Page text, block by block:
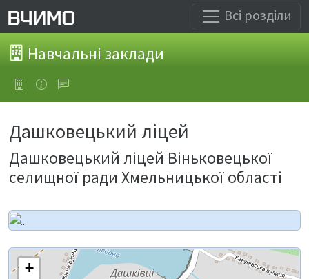
Всі розділи
Навчальні заклади
Дашковецький ліцей
Дашковецький ліцей Віньковецької
селищної ради Хмельницької області
+